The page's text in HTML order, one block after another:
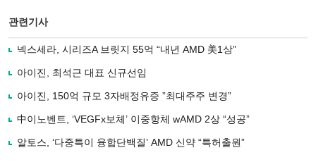
로
사
유
기
관련기사
넥스세라, 시리즈A 브릿지 55억 “내년 AMD 美1상”
아이진, 최석근 대표 신규선임
아이진, 150억 규모 3자배정유증 ”최대주주 변경”
中이노벤트, ‘VEGFx보체’ 이중항체 wAMD 2상 “성공”
알토스, ‘다중특이 융합단백질’ AMD 신약 “특허출원”